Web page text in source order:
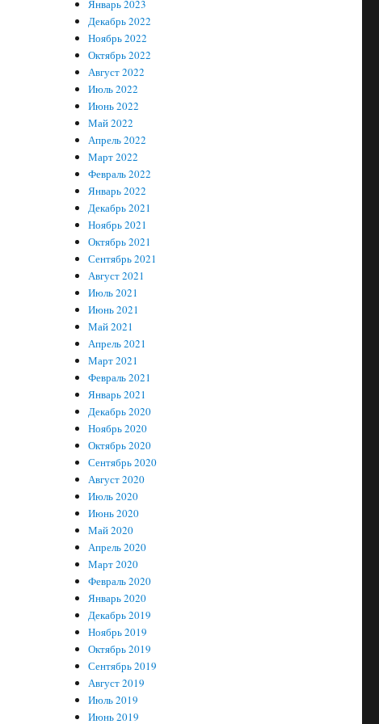
Январь 2023
Декабрь 2022
Ноябрь 2022
Октябрь 2022
Август 2022
Июль 2022
Июнь 2022
Май 2022
Апрель 2022
Март 2022
Февраль 2022
Январь 2022
Декабрь 2021
Ноябрь 2021
Октябрь 2021
Сентябрь 2021
Август 2021
Июль 2021
Июнь 2021
Май 2021
Апрель 2021
Март 2021
Февраль 2021
Январь 2021
Декабрь 2020
Ноябрь 2020
Октябрь 2020
Сентябрь 2020
Август 2020
Июль 2020
Июнь 2020
Май 2020
Апрель 2020
Март 2020
Февраль 2020
Январь 2020
Декабрь 2019
Ноябрь 2019
Октябрь 2019
Сентябрь 2019
Август 2019
Июль 2019
Июнь 2019